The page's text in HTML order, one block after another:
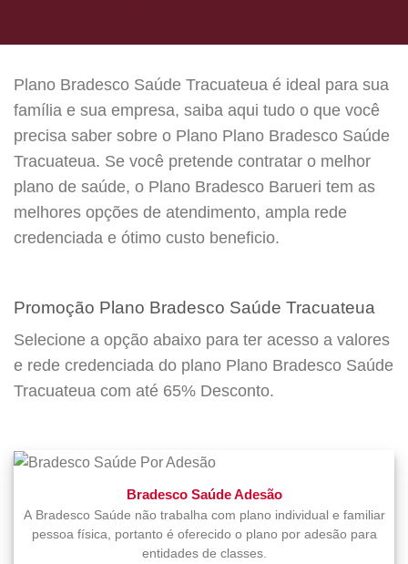
Plano Bradesco Saúde Tracuateua é ideal para sua
família e sua empresa, saiba aqui tudo o que você
precisa saber sobre o Plano Plano Bradesco Saúde
Tracuateua. Se você pretende contratar o melhor
plano de saúde, o Plano Bradesco Barueri tem as
melhores opções de atendimento, ampla rede
credenciada e ótimo custo beneficio.
Promoção Plano Bradesco Saúde Tracuateua
Selecione a opção abaixo para ter acesso a valores
e rede credenciada do plano Plano Bradesco Saúde
Tracuateua com até 65% Desconto.
Bradesco Saúde Adesão
A Bradesco Saúde não trabalha com plano individual e familiar
pessoa física, portanto é oferecido o plano por adesão para
entidades de classes.